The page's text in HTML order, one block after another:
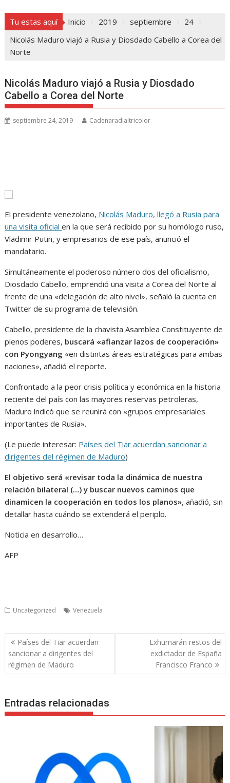
Tu estas aquí Inicio 2019 septiembre
24
Nicolás Maduro viajó a Rusia y Diosdado Cabello a Corea del
Norte
Nicolás Maduro viajó a Rusia y Diosdado
Cabello a Corea del Norte
septiembre 24, 2019 Cadenaradialtricolor
El presidente venezolano, Nicolás Maduro, llegó a Rusia para
una visita oficialen la que será recibido por su homólogo ruso,
Vladimir Putin, y empresarios de ese país, anunció el
mandatario.
Simultáneamente el poderoso número dos del oficialismo,
Diosdado Cabello, emprendió una visita a Corea del Norte al
frente de una «delegación de alto nivel», señaló la cuenta en
Twitter de su programa de televisión.
Cabello, presidente de la chavista Asamblea Constituyente de
plenos poderes, buscará «afianzar lazos de cooperación»
con Pyongyang «en distintas áreas estratégicas para ambas
naciones», añadió el reporte.
Confrontado a la peor crisis política y económica en la historia
reciente del país con las mayores reservas petroleras,
Maduro indicó que se reunirá con «grupos empresariales
importantes de Rusia».
(Le puede interesar: Países del Tiar acuerdan sancionar a
dirigentes del régimen de Maduro)
El objetivo será «revisar toda la dinámica de nuestra
relación bilateral (…) y buscar nuevos caminos que
dinamicen la cooperación en todos los planos», añadió, sin
detallar hasta cuándo se extenderá el periplo.
Noticia en desarrollo…
AFP
Uncategorized Venezuela
Navegación
de
entradas
Países del Tiar acuerdan
sancionar a dirigentes del
régimen de Maduro
Exhumarán restos del
exdictador de España
Francisco Franco
Entradas relacionadas